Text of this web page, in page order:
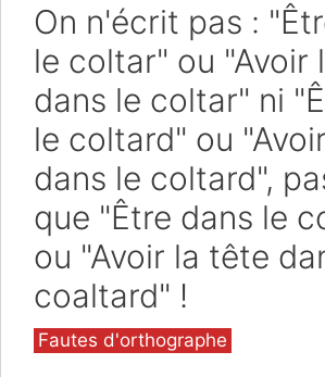
On n'écrit pas :
le coltar" ou "Avoir
dans le coltar" ni
le coltard" ou
dans le coltard",
que "Être dans le
ou "Avoir la tête
coaltard" !
Catégories
Fautes d'orthographe